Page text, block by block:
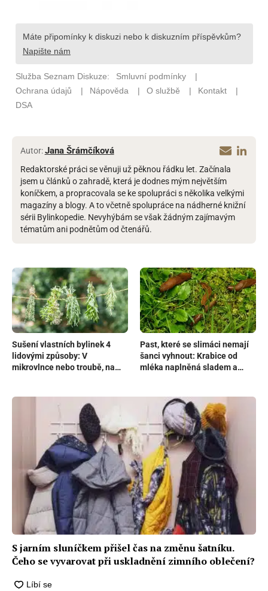
Autor: Jana Šrámčíková
Redaktorské práci se věnuji už pěknou řádku let. Začínala
jsem u článků o zahradě, která je dodnes mým největším
koníčkem, a propracovala se ke spolupráci s několika velkými
magazíny a blogy. A to včetně spolupráce na nádherné knižní
sérii Bylinkopedie. Nevyhýbám se však žádným zajímavým
tématům ani podnětům od čtenářů.
Sušení vlastních bylinek 4
lidovými způsoby: V
mikrovlnce nebo troubě, na
Past, které se slimáci nemají
šanci vyhnout: Krabice od
mléka naplněná sladem a
S jarním sluníčkem přišel čas na změnu šatníku.
Čeho se vyvarovat při uskladnění zimního oblečení?